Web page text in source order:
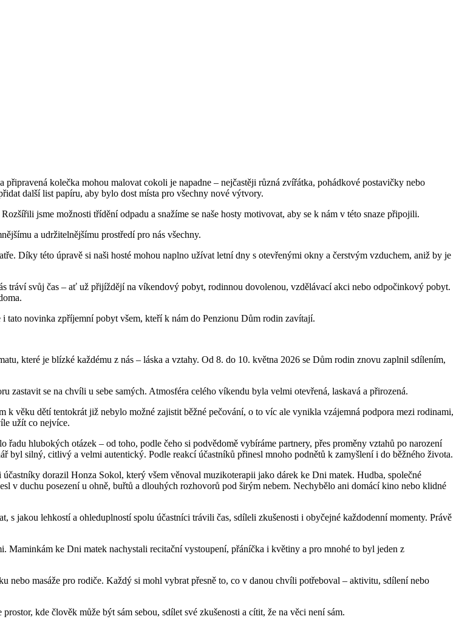
kolečka mohou malovat cokoli je napadne – nejčastěji různá zvířátka, pohádkové postavičky nebo
další list papíru, aby bylo dost místa pro všechny nové výtvory.
jsme možnosti třídění odpadu a snažíme se naše hosty motivovat, aby se k nám v této snaze připojili.
a udržitelnějšímu prostředí pro nás všechny.
Díky této úpravě si naši hosté mohou naplno užívat letní dny s otevřenými okny a čerstvým vzduchem, aniž by je
tráví svůj čas – ať už přijíždějí na víkendový pobyt, rodinnou dovolenou, vzdělávací akci nebo odpočinkový pobyt.
novinka zpříjemní pobyt všem, kteří k nám do Penzionu Dům rodin zavítají.
které je blízké každému z nás – láska a vztahy. Od 8. do 10. května 2026 se Dům rodin znovu zaplnil sdílením,
se na chvíli u sebe samých. Atmosféra celého víkendu byla velmi otevřená, laskavá a přirozená.
věku dětí tentokrát již nebylo možné zajistit běžné pečování, o to víc ale vynikla vzájemná podpora mezi rodinami,
užít co nejvíce.
hlubokých otázek – od toho, podle čeho si podvědomě vybíráme partnery, přes proměny vztahů po narození
byl silný, citlivý a velmi autentický. Podle reakcí účastníků přinesl mnoho podnětů k zamyšlení i do běžného života.
dorazil Honza Sokol, který všem věnoval muzikoterapii jako dárek ke Dni matek. Hudba, společné
v duchu posezení u ohně, buřtů a dlouhých rozhovorů pod širým nebem. Nechybělo ani domácí kino nebo klidné
jakou lehkostí a ohleduplností spolu účastníci trávili čas, sdíleli zkušenosti i obyčejné každodenní momenty. Právě
ke Dni matek nachystali recitační vystoupení, přáníčka i květiny a pro mnohé to byl jeden z
nebo masáže pro rodiče. Každý si mohl vybrat přesně to, co v danou chvíli potřeboval – aktivitu, sdílení nebo
kde člověk může být sám sebou, sdílet své zkušenosti a cítit, že na věci není sám.